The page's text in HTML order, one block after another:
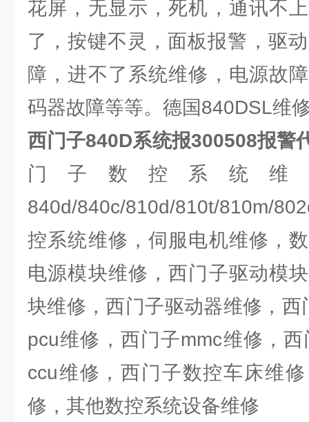
花屏，无显示，死机，通讯不
了，按键不灵，面板报警，驱
障，进不了系统维修，电源故
码器故障等等。德国840DSL维
西门子840D系统报300508报警
门子数控系统维
840d/840c/810d/810t/810m/
控系统维修，伺服电机维修，
电源模块维修，西门子驱动模
块维修，西门子驱动器维修，
pcu维修，西门子mmc维修，
ccu维修，西门子数控车床维
修，其他数控系统设备维修